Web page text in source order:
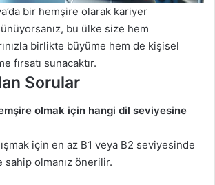
bir hemşire olarak kariyer
bu ülke size hem
birlikte büyüme hem de kişisel
fırsatı sunacaktır.
Sorular
olmak için hangi dil seviyesine
için en az B1 veya B2 seviyesinde
olmanız önerilir.